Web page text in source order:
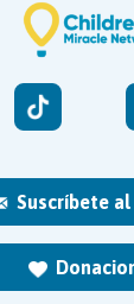
Suscríbete